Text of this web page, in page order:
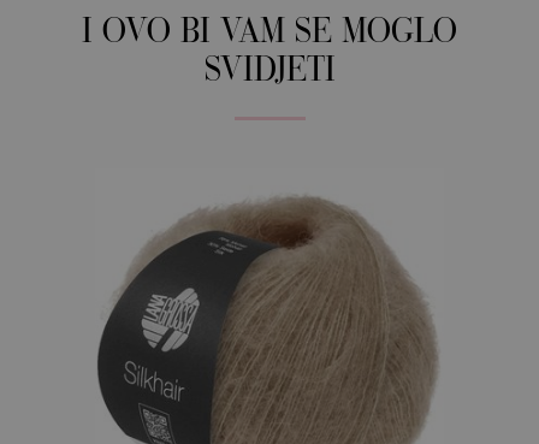
I OVO BI VAM SE MOGLO
SVIDJETI